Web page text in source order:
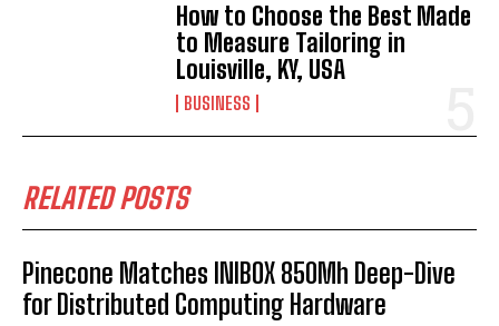
How to Choose the Best Made
to Measure Tailoring in
Louisville, KY, USA
BUSINESS
RELATED POSTS
Pinecone Matches INIBOX 850Mh Deep-Dive
for Distributed Computing Hardware